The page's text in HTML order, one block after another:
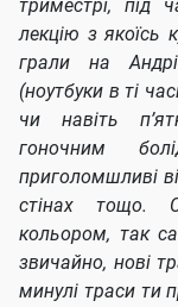
триместрі, під
лекцію з якоїсь
грали на
(ноутбуки в ті
чи навіть
гоночним
приголомшливі
стінах тощо.
кольором, так
звичайно, нові
минулі траси ти